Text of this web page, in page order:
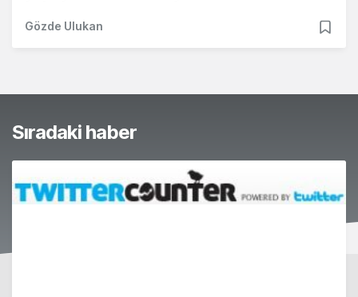
Gözde Ulukan
Sıradaki haber